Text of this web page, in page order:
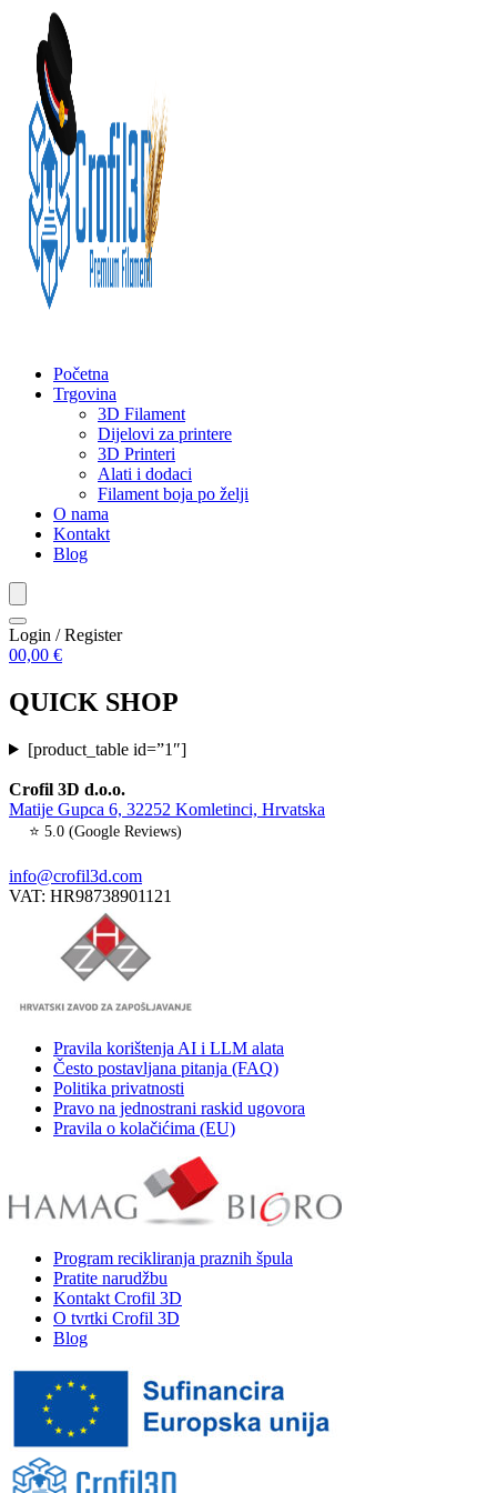
Početna
Trgovina
3D Filament
Dijelovi za printere
3D Printeri
Alati i dodaci
Filament boja po želji
O nama
Kontakt
Blog
Login / Register
00,00 €
QUICK SHOP
[product_table id=”1″]
Crofil 3D d.o.o.
Matije Gupca 6, 32252 Komletinci, Hrvatska
⭐ 5.0 (Google Reviews)
info@crofil3d.com
VAT: HR98738901121
Pravila korištenja AI i LLM alata
Često postavljana pitanja (FAQ)
Politika privatnosti
Pravo na jednostrani raskid ugovora
Pravila o kolačićima (EU)
Program recikliranja praznih špula
Pratite narudžbu
Kontakt Crofil 3D
O tvrtki Crofil 3D
Blog